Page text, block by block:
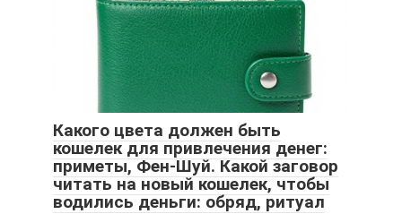
Какого цвета должен быть
кошелек для привлечения денег:
приметы, Фен-Шуй. Какой заговор
читать на новый кошелек, чтобы
водились деньги: обряд, ритуал